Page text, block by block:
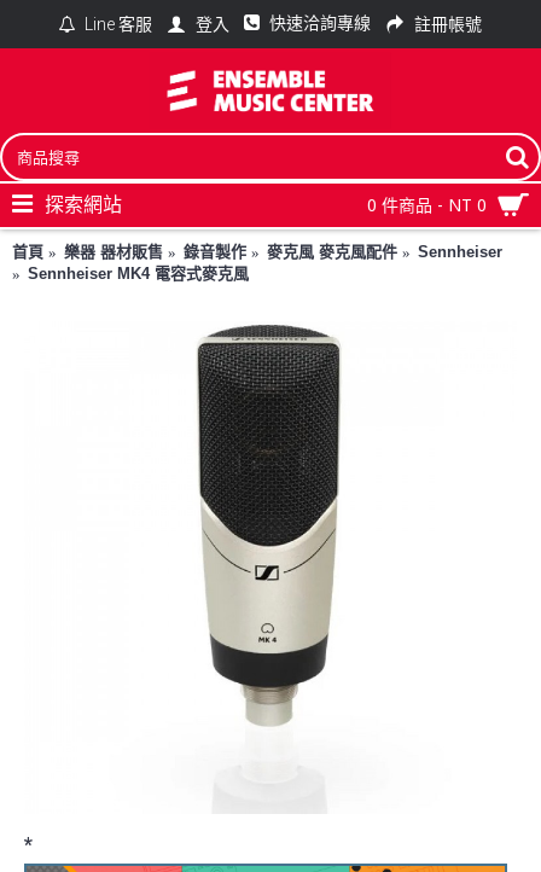
Line 客服 登入 快速洽詢專線 註冊帳號
0 件商品 - NT 0
探索網站
首頁 樂器 器材販售 錄音製作 麥克風 麥克風配件
Sennheiser
Sennheiser MK4 電容式麥克風
*